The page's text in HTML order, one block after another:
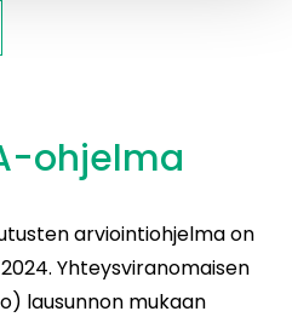
ohjelma
arviointiohjelma on
Yhteysviranomaisen
lausunnon mukaan